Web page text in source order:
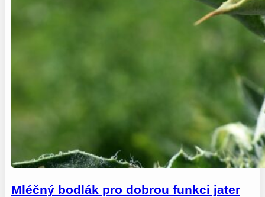
Mléčný bodlák pro dobrou funkci jater